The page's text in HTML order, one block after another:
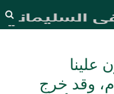
علينا
وقد خرج